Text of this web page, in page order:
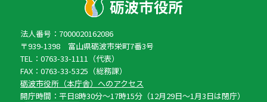
法人番号：7000020162086
〒939-1398 富山県砺波市栄町7番3号
TEL：0763-33-1111（代表）
FAX：0763-33-5325（総務課）
砺波市役所（本庁舎）へのアクセス
開庁時間：平日8時30分〜17時15分（12月29日〜1月3日は閉庁）